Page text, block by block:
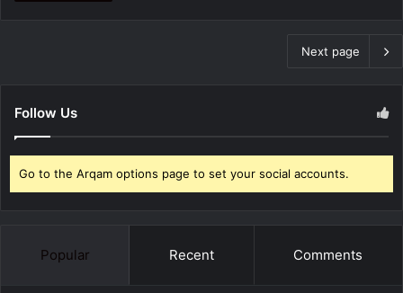
Next page
Follow Us
Go to the Arqam options page to set your social accounts.
Popular Recent Comments